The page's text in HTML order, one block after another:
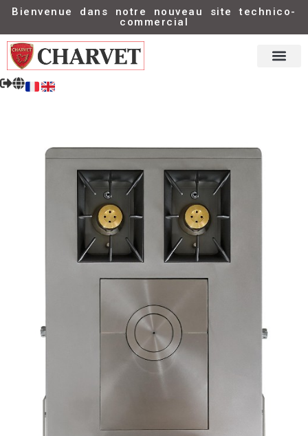
Bienvenue dans notre nouveau site technico-
commercial